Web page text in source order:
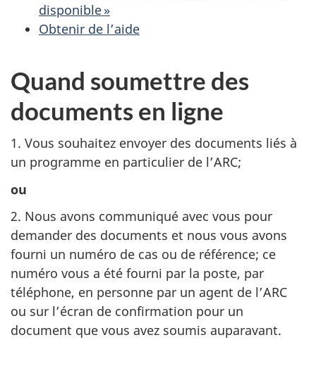
disponible »
Obtenir de l’aide
Quand soumettre des
documents en ligne
1. Vous souhaitez envoyer des documents liés à
un programme en particulier de l’ARC;
ou
2. Nous avons communiqué avec vous pour
demander des documents et nous vous avons
fourni un numéro de cas ou de référence; ce
numéro vous a été fourni par la poste, par
téléphone, en personne par un agent de l’ARC
ou sur l’écran de confirmation pour un
document que vous avez soumis auparavant.